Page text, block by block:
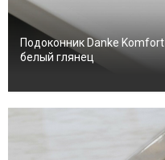
Подоконник Danke Komfort
белый глянец